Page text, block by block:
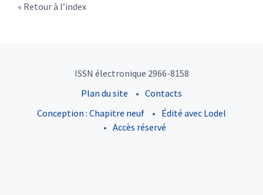
Retour à l’index
ISSN électronique 2966-8158
Plan du site
Contacts
Conception : Chapitre neuf
Édité avec Lodel
Accès réservé